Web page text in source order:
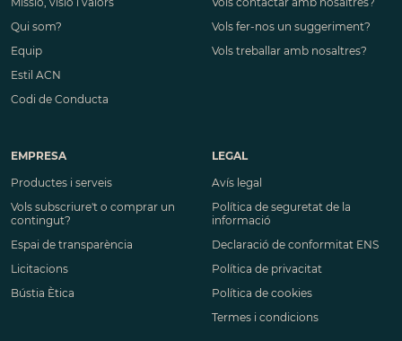
Qui som?
Equip
Estil ACN
Codi de Conducta
Vols fer-nos un suggeriment?
Vols treballar amb nosaltres?
EMPRESA
Productes i serveis
Vols subscriure't o comprar un
contingut?
Espai de transparència
Licitacions
Bústia Ètica
LEGAL
Avís legal
Política de seguretat de la
informació
Declaració de conformitat ENS
Política de privacitat
Política de cookies
Termes i condicions